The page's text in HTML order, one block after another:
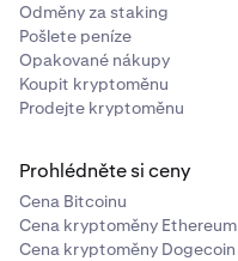
Odměny za staking
Pošlete peníze
Opakované nákupy
Koupit kryptoměnu
Prodejte kryptoměnu
Prohlédněte si ceny
Cena Bitcoinu
Cena kryptoměny Ethereum
Cena kryptoměny Dogecoin